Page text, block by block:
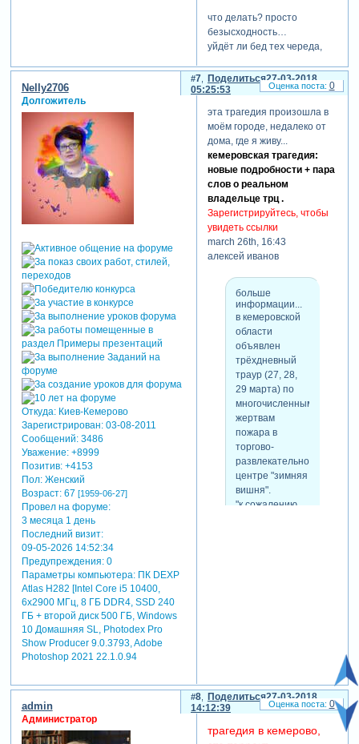
что делать? просто
безысходность…
уйдёт ли бед тех череда,
свободно?
нам больно так, как никогда!
26.03.2018
© copyright: лев дмитриев,
2018
свидетельство о
публикации
№118032606370
Поделиться
7
27-03-2018
05:25:53
Nelly2706
Долгожитель
Откуда:Киев-Кемерово
Зарегистрирован: 03-08-2011
Сообщений:3486
Уважение: +8999
Позитив: +4153
Пол:Женский
Возраст:67 [1959-06-27]
Провел на форуме:
3 месяца 1 день
Последний визит:
09-05-2026 14:52:34
Предупреждения:0
Параметры компьютера:ПК DEXP
Atlas H282 [Intel Core i5 10400,
6x2900 МГц, 8 ГБ DDR4, SSD 240
ГБ + второй диск 500 ГБ, Windows
10 Домашняя SL, Photodex Pro
Show Producer 9.0.3793, Adobe
Photoshop 2021 22.1.0.94
эта трагедия произошла в
моём городе, недалеко от
дома, где я живу...
кемеровская трагедия:
новые подробности + пара
слов о реальном
владельце трц .
Зарегистрируйтесь, чтобы
увидеть ссылки
march 26th, 16:43
алексей иванов
больше
информации...
в кемеровской
области
объявлен
трёхдневный
траур (27, 28,
29 марта) по
многочисленным
жертвам
пожара в
торгово-
развлекательном
центре "зимняя
вишня".
"к сожалению,
обороны,
чрезвычайным
ликвидации
0
Поделиться
8
27-03-2018
14:12:39
admin
Администратор
трагедия в кемерово,
0